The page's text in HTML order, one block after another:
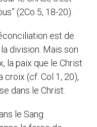
(2Co 5, 18-20).
est de
division. Mais son
la paix que le Christ
croix (cf. Col 1, 20),
dans le Christ.
le Sang